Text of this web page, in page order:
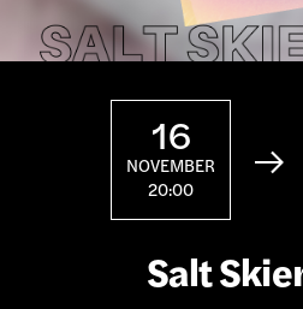
16
NOVEMBER
20:00

Salt